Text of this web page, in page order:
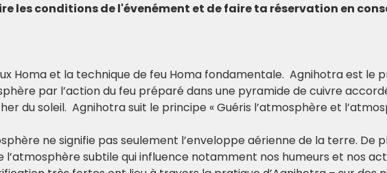
les conditions de l'évenément et de faire ta réservation en
Homa et la technique de feu Homa fondamentale.  Agnihotra est le
par l’action du feu préparé dans une pyramide de cuivre
du soleil.  Agnihotra suit le principe « Guéris l’atmosphère et
ne signifie pas seulement l’enveloppe aérienne de la terre. De
subtile qui influence notamment nos humeurs et nos